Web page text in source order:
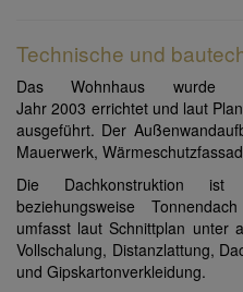
Technische und
Das Wohnhaus wurde
Jahr 2003 errichtet und laut
ausgeführt. Der
Mauerwerk,
Die Dachkonstruktion ist
beziehungsweise
umfasst laut Schnittplan unter
Vollschalung, Distanzlattung,
und Gipskartonverkleidung.